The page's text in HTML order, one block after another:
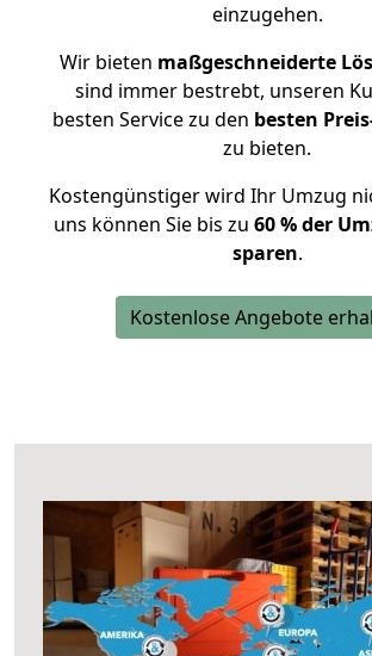
einzugehen.
Wir bieten maßgeschneiderte
sind immer bestrebt, unseren
besten Service zu den besten
zu bieten.
Kostengünstiger wird Ihr Umzug
uns können Sie bis zu 60 % der
sparen.
Kostenlose Angebote